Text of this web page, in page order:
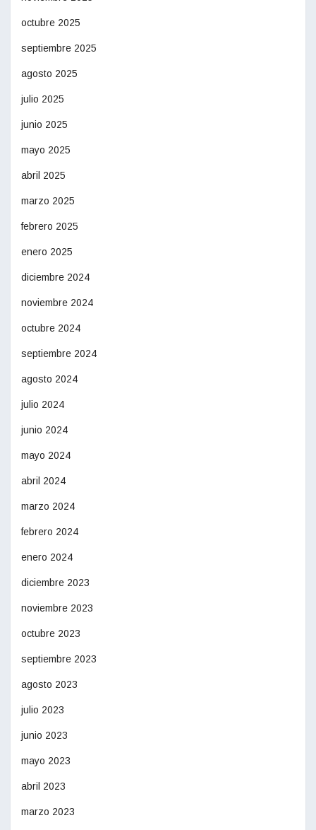
octubre 2025
septiembre 2025
agosto 2025
julio 2025
junio 2025
mayo 2025
abril 2025
marzo 2025
febrero 2025
enero 2025
diciembre 2024
noviembre 2024
octubre 2024
septiembre 2024
agosto 2024
julio 2024
junio 2024
mayo 2024
abril 2024
marzo 2024
febrero 2024
enero 2024
diciembre 2023
noviembre 2023
octubre 2023
septiembre 2023
agosto 2023
julio 2023
junio 2023
mayo 2023
abril 2023
marzo 2023